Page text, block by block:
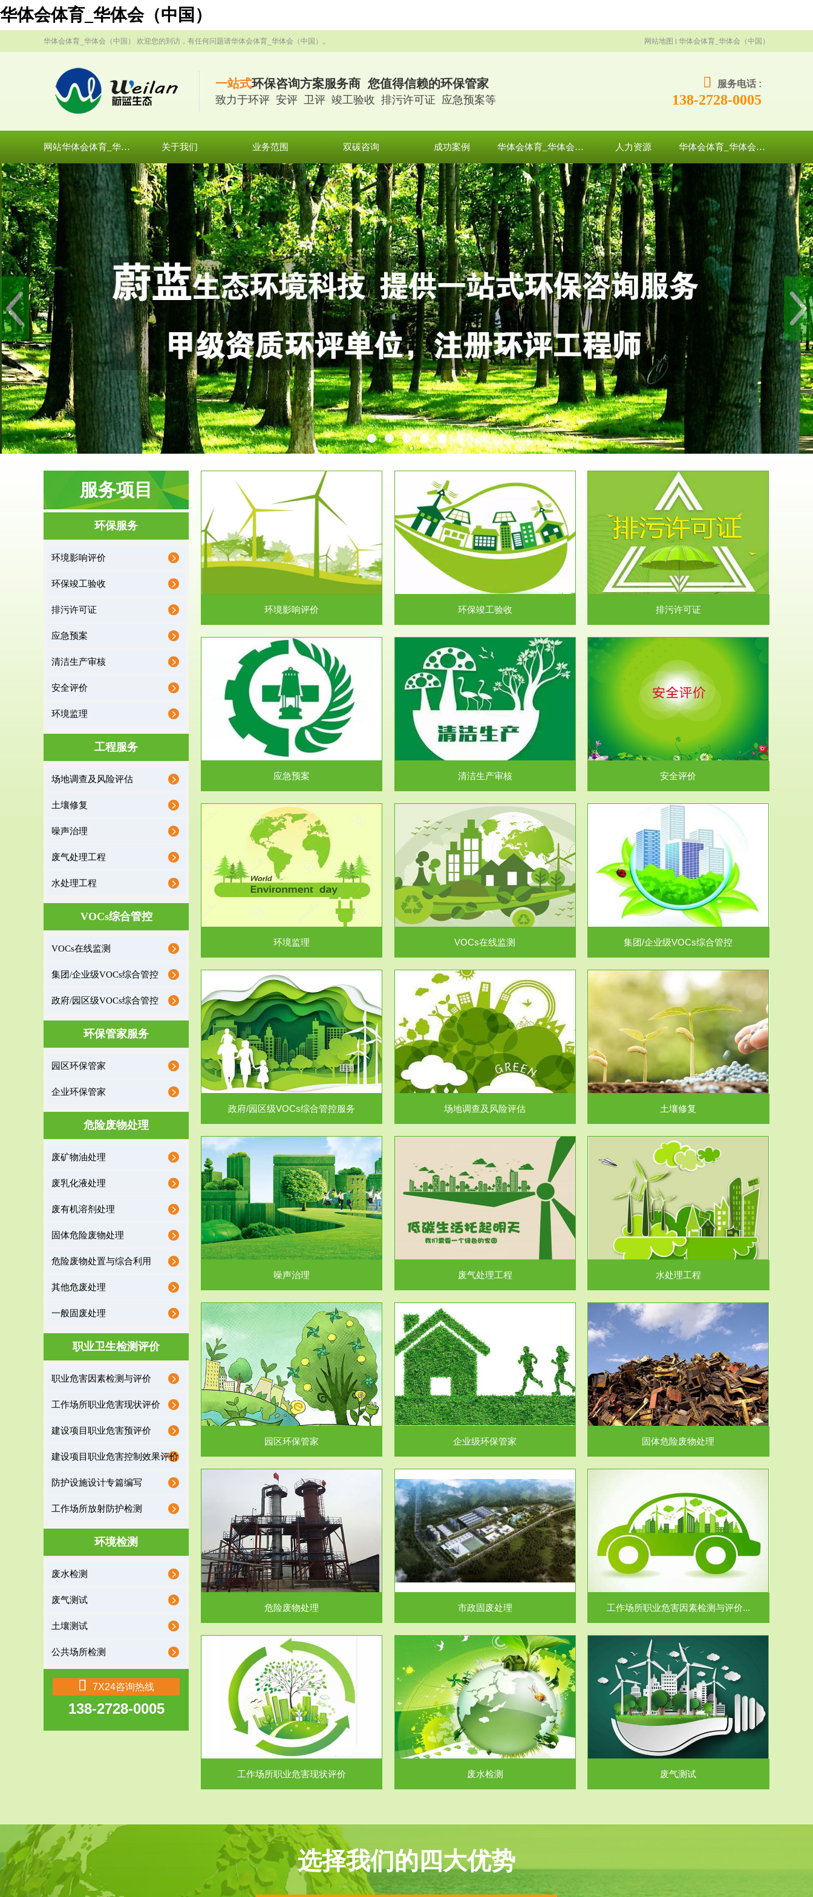
华体会体育_华体会（中国）
华体会体育_华体会（中国） 欢迎您的到访，有任何问题请华体会体育_华体会（中国）。 网站地图 华体会体育_华体会（中国）
一站式环保咨询方案服务商 您值得信赖的环保管家
致力于环评 安评 卫评 竣工验收 排污许可证 应急预案等
服务电话 :
138-2728-0005
网站华体会体育_华体会（中国） 关于我们 业务范围 双碳咨询 成功案例 华体会体育_华体会（中国） 人力资源 华体会体育_华体会（中国）
服务项目
环保服务
环境影响评价
环保竣工验收
排污许可证
应急预案
清洁生产审核
安全评价
环境监理
工程服务
场地调查及风险评估
土壤修复
噪声治理
废气处理工程
水处理工程
VOCs综合管控
VOCs在线监测
集团/企业级VOCs综合管控
政府/园区级VOCs综合管控
环保管家服务
园区环保管家
企业环保管家
危险废物处理
废矿物油处理
废乳化液处理
废有机溶剂处理
固体危险废物处理
危险废物处置与综合利用
其他危废处理
一般固废处理
职业卫生检测评价
职业危害因素检测与评价
工作场所职业危害现状评价
建设项目职业危害预评价
建设项目职业危害控制效果评价
防护设施设计专篇编写
工作场所放射防护检测
环境检测
废水检测
废气测试
土壤测试
公共场所检测
7X24咨询热线
138-2728-0005
服务范围
环境影响评价
据《中华人民共和国环境保护法》第十九条 编制
有关开发利用规划，建...
环境影响评价
服务范围
环保竣工验收
根据《建设项目环境保护管理条例》第十七条 编
制环境影响报告书、...
环保竣工验收
服务范围
排污许可证
排污许可申报咨询：（排污许可证）根据《中华
人民共和国环境保护法》...
排污许可证
业事业单位应当按照...
应急预案
服务范围
清洁生产审核
根据《中华人民共和国清洁生产促进法》、《清
洁生产审核暂行办法...
清洁生产审核
服务范围
安全评价
安全评价安全评价目的是查找、分析和预测工
程、系统、生产经营活...
安全评价
收监管的重要辅助...
环境监理
服务范围
VOCs在线监测
根据《重点区域大气污染防治“十二五”规划》有
机废气净化率达...
VOCs在线监测
服务范围
集团/企业级VOCs综合管控
进行VOCs管控，首先就要找到排放的源头，并
监测估算出排放量。企业...
集团/企业级VOCs综合管控
政府/园区级VOCs综合管控服务
根据《石化行业挥发性有机物综合整治方案》文
政府/园区级VOCs综合管控服务
服务范围
场地调查及风险评估
受政府或企业委托，对于拟关停搬迁和拟变更土
地利用方式或者土地使...
场地调查及风险评估
服务范围
土壤修复
土壤修复
服务范围
噪声治理
噪声治理
服务范围
废气处理工程
废气处理工程
服务范围
水处理工程
水处理工程
服务范围
园区环保管家
保护作用促进供给侧结...
园区环保管家
服务范围
企业级环保管家
排污许可证作为企业环保执法情况的一个重要依
据，其必要性及合规性...
企业级环保管家
服务范围
固体危险废物处理
固体废物解释：固体废物是指人们在生产建设、
日常生活和其他活动中...
固体危险废物处理
服务范围
危险废物处理
危险废物解释：根据《中华人民共和国固体废物
污染防治法》的规定，危...
危险废物处理
服务范围
市政固废处理
蔚蓝生态环境科技所从事的市政废物处理业务包
括市政废物的处理处...
市政固废处理
服务范围
工作场所职业危害因素检测与评价...
【检测评价意义】：全面了解工作场所职业病危
害因素分布与浓（强）度...
工作场所职业危害因素检测与评价...
服务范围
工作场所职业危害现状评价
工作场所职业危害现状评价
服务范围
废水检测
废水污水检测主要是对企业工厂在生产工艺过程
中排出的废水、污水...
废水检测
服务范围
废气测试
检测范围工业废气检测包括有机废气和无机废
气。有机废气主要包括...
废气测试
选择我们的四大优势